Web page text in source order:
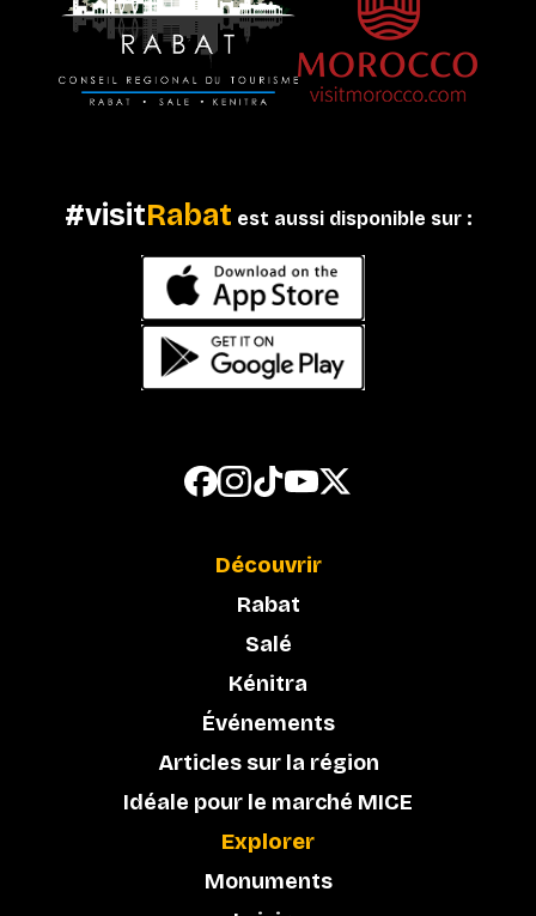
#visitRabat est aussi disponible sur :
Découvrir
Rabat
Salé
Kénitra
Événements
Articles sur la région
Idéale pour le marché MICE
Explorer
Monuments